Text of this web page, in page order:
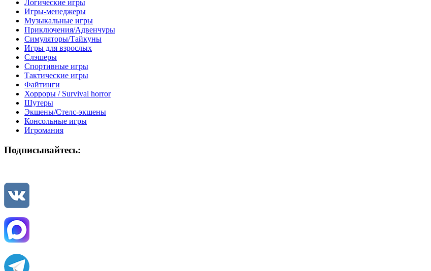
Логические игры
Игры-менеджеры
Музыкальные игры
Приключения/Адвенчуры
Симуляторы/Тайкуны
Игры для взрослых
Слэшеры
Спортивные игры
Тактические игры
Файтинги
Хорроры / Survival horror
Шутеры
Экшены/Стелс-экшены
Консольные игры
Игромания
Подписывайтесь: